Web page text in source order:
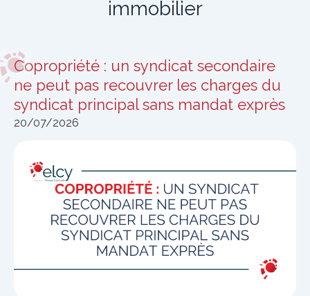
immobilier
Copropriété : un syndicat secondaire
ne peut pas recouvrer les charges du
syndicat principal sans mandat exprès
20/07/2026